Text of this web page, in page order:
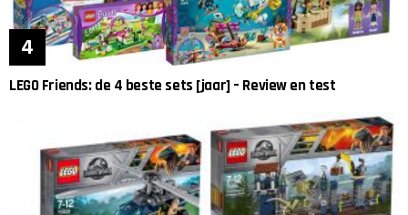
LEGO Friends: de 4 beste sets [jaar] – Review en test